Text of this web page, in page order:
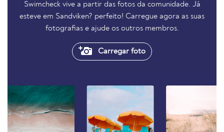
Swimcheck vive a partir das fotos da comunidade. Já
esteve em Sandviken? perfeito! Carregue agora as suas
fotografias e ajude os outros membros.
Carregar foto